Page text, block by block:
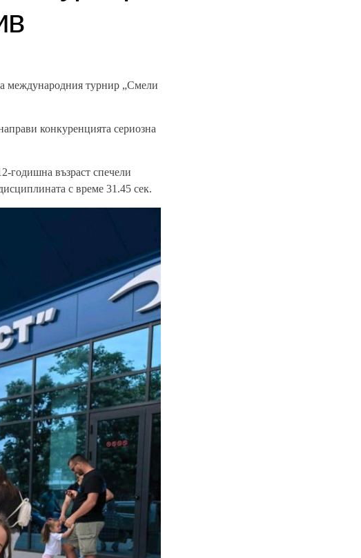
международния турнир „Смели
конкуренцията сериозна
годишна възраст спечели
с време 31.45 сек.